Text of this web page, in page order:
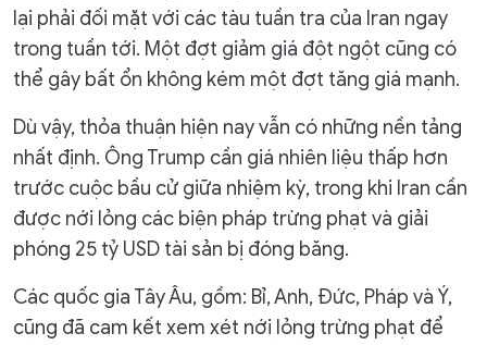
lại phải đối mặt với các tàu tuần tra của Iran ngay
trong tuần tới. Một đợt giảm giá đột ngột cũng có
thể gây bất ổn không kém một đợt tăng giá mạnh.
Dù vậy, thỏa thuận hiện nay vẫn có những nền tảng
nhất định. Ông Trump cần giá nhiên liệu thấp hơn
trước cuộc bầu cử giữa nhiệm kỳ, trong khi Iran cần
được nới lỏng các biện pháp trừng phạt và giải
phóng 25 tỷ USD tài sản bị đóng băng.
Các quốc gia Tây Âu, gồm: Bỉ, Anh, Đức, Pháp và Ý,
cũng đã cam kết xem xét nới lỏng trừng phạt để